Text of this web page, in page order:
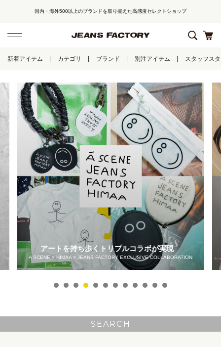
国内・海外500以上のブランドを取り揃えた高感度セレクトショップ
新着アイテム カテゴリ ブランド 別注アイテム スタッフス
アートを持ち歩くトリプルコラボが実現
A SCENE × HIMAA × JEANS FACTORY EXCLUSIVE COLLABORATION
SEARCH